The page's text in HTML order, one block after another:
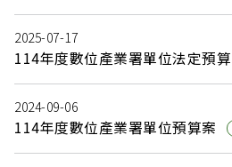
2025-07-17
114年度數位產業署單位法定預算
2024-09-06
114年度數位產業署單位預算案